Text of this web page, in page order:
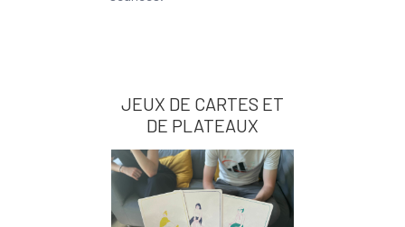
JEUX DE CARTES ET
DE PLATEAUX